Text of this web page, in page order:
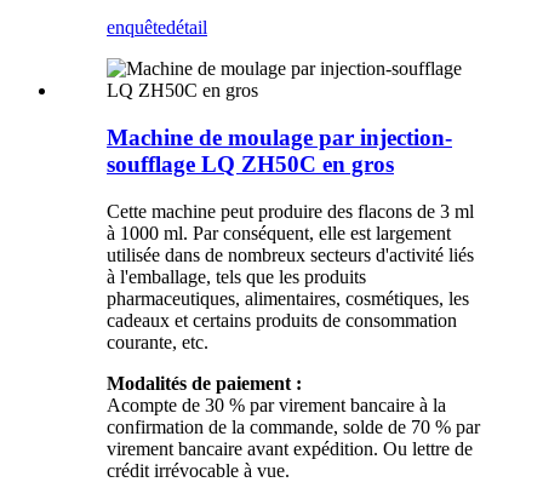
enquêtedétail
Machine de moulage par injection-
soufflage LQ ZH50C en gros
Cette machine peut produire des flacons de 3 ml
à 1000 ml. Par conséquent, elle est largement
utilisée dans de nombreux secteurs d'activité liés
à l'emballage, tels que les produits
pharmaceutiques, alimentaires, cosmétiques, les
cadeaux et certains produits de consommation
courante, etc.
Modalités de paiement :
Acompte de 30 % par virement bancaire à la
confirmation de la commande, solde de 70 % par
virement bancaire avant expédition. Ou lettre de
crédit irrévocable à vue.